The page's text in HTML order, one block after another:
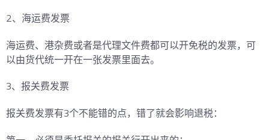
2、海运费发票
海运费、 港杂费或者是代理文件费都可以开免税的发票， 可
以由货代统一开在一张发票里面去。
3、报关费发票
报关费发票有3个不能错的点，错了就会影响退税：